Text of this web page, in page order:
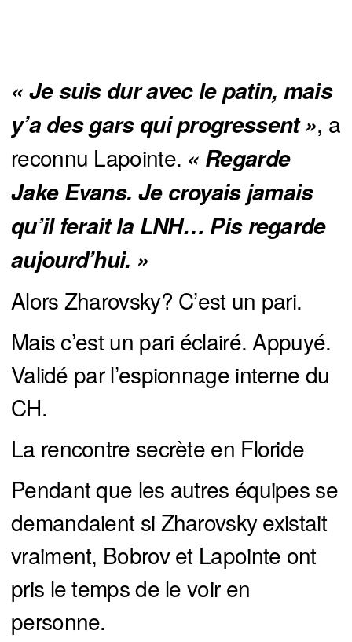
« Je suis dur avec le patin, mais
y’a des gars qui progressent », a
reconnu Lapointe. « Regarde
Jake Evans. Je croyais jamais
qu’il ferait la LNH… Pis regarde
aujourd’hui. »
Alors Zharovsky? C’est un pari.
Mais c’est un pari éclairé. Appuyé.
Validé par l’espionnage interne du
CH.
La rencontre secrète en Floride
Pendant que les autres équipes se
demandaient si Zharovsky existait
vraiment, Bobrov et Lapointe ont
pris le temps de le voir en
personne.